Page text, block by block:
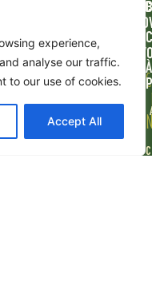
experience,
analyse our traffic.
to our use of cookies.
Accept All
À